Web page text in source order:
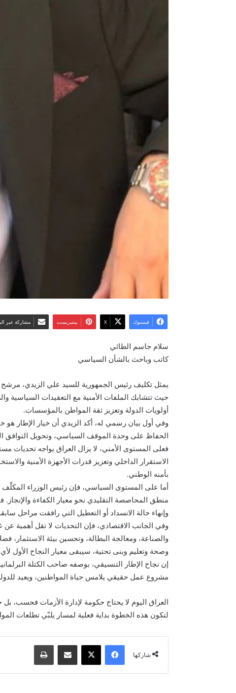
فيسبوك ‫X بينتيريست مشاركة عبر
سلام جاسم الطائي
كاتب وباحث بالشأن السياسي
يمثل تكليف رئيس الجمهورية للسيد علي الزيدي، مرشح
حيث تتشابك الملفات الأمنية مع التعقيدات السياسية
أولويات الدولة وتعزيز ثقة المواطن بالمؤسسات.
وفي أول بيان رسمي له، أكد الزيدي أن خيار الإطار
الحفاظ على وحدة الموقف السياسي، وتحويل التوافق
فعلى المستوى الأمني، لا يزال العراق يواجه تحديات
الاستقرار الداخلي وتعزيز قدرات الأجهزة الأمنية
بأمنه الوطني.
أما على المستوى السياسي، فإن رئيس الوزراء المكلّف
منطق المحاصصة التقليدي نحو معيار الكفاءة
وإنهاء حالة الانسداد أو التعطيل التي رافقت مراحل
وفي الجانب الاقتصادي، فإن التحديات لا تقل أهمية عن
والصناعة، ومعالجة البطالة، وتحسين بيئة
وصحة وتعليم وبنى تحتية، سيبقى معيار النجاح الأول
إن نجاح الإطار التنسيقي، بوصفه صاحب الكتلة
مشروع عمل حقيقي يلامس حياة المواطنين، ويعيد
العراق اليوم لا يحتاج حكومة لإدارة الأزمات فحسب،
لتكون هذه الخطوة بداية فعلية لمسار يلبّي تطلعات
شاركها
فيسبوك ‫X مشاركة عبر البريد طباعة